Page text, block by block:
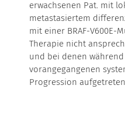
erwachsenen Pat. mit
metastasiertem
mit einer BRAF-V600E-
Therapie nicht
und bei denen
vorangegangenen
Progression